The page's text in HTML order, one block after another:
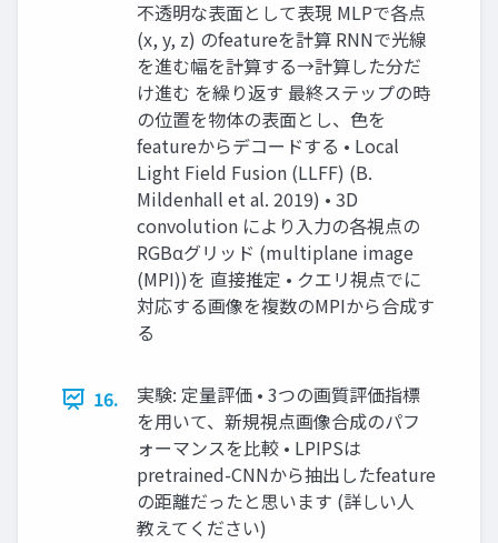
不透明な表⾯として表現 MLPで各点
(x, y, z) のfeatureを計算 RNNで光線
を進む幅を計算する→計算した分だ
け進む を繰り返す 最終ステップの時
の位置を物体の表⾯とし、⾊を
featureからデコードする • Local
Light Field Fusion (LLFF) (B.
Mildenhall et al. 2019) • 3D
convolution により⼊⼒の各視点の
RGBαグリッド (multiplane image
(MPI))を 直接推定 • クエリ視点でに
対応する画像を複数のMPIから合成す
る
16.
実験: 定量評価 • 3つの画質評価指標
を⽤いて、新規視点画像合成のパフ
ォーマンスを⽐較 • LPIPSは
pretrained-CNNから抽出したfeature
の距離だったと思います (詳しい⼈
教えてください)